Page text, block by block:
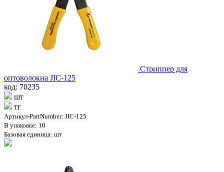
Стриппер для
оптоволокна JIC-125
код: 70235
шт
тг
Артикул-PartNumber: JIC-125
В упаковке: 10
Базовая единица: шт